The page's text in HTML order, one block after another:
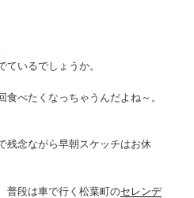
いるでしょうか。
べたくなっちゃうんだよね～。
残念ながら早朝スケッチはお休
普段は車で行く松葉町のセレンデ